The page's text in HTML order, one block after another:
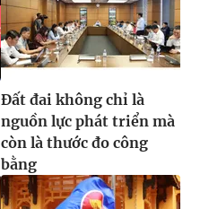
Đất đai không chỉ là
nguồn lực phát triển mà
còn là thước đo công
bằng